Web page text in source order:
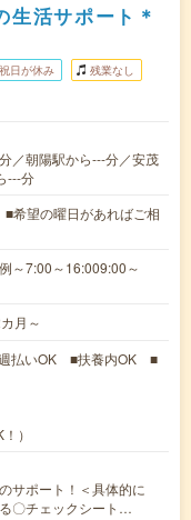
活サポート＊
日が休み 残業なし
／朝陽駅から---分／安茂
---分
希望の曜日があればご相
～7:00～16:009:00～
月～
払いOK ■扶養内OK ■
）
サポート！＜具体的に
〇チェックシート…